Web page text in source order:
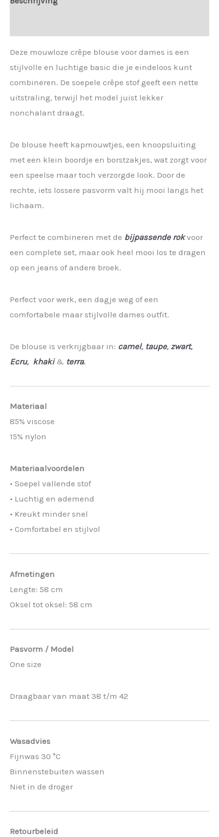
Deze mouwloze crêpe blouse voor dames is een
stijlvolle en luchtige basic die je eindeloos kunt
combineren. De soepele crêpe stof geeft een nette
uitstraling, terwijl het model juist lekker
nonchalant draagt.
De blouse heeft kapmouwtjes, een knoopsluiting
met een klein boordje en borstzakjes, wat zorgt voor
een speelse maar toch verzorgde look. Door de
rechte, iets lossere pasvorm valt hij mooi langs het
lichaam.
Perfect te combineren met de bijpassende rokvoor
een complete set, maar ook heel mooi los te dragen
op een jeans of andere broek.
Perfect voor werk, een dagje weg of een
comfortabele maar stijlvolle dames outfit.
De blouse is verkrijgbaar in: camel, taupe, zwart,
Ecru, khaki & terra.
Materiaal
85% viscose
15% nylon
Materiaalvoordelen
• Soepel vallende stof
• Luchtig en ademend
• Kreukt minder snel
• Comfortabel en stijlvol
Afmetingen
Lengte: 58 cm
Oksel tot oksel: 58 cm
Pasvorm / Model
One size
Draagbaar van maat 38 t/m 42
Wasadvies
Fijnwas 30 °C
Binnenstebuiten wassen
Niet in de droger
Retourbeleid